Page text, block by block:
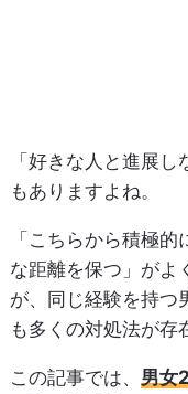
「好きな人と進展
もありますよね。
「こちらから積極
な距離を保つ」がよ
が、同じ経験を持つ
も多くの対処法が存
この記事では、 男女